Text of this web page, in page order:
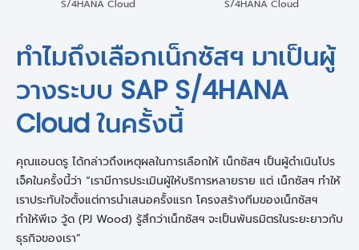
S/4HANA Cloud
S/4HANA Cloud
ทำไมถึงเลือกเน็กซัสฯ มาเป็นผู้
วางระบบ SAP S/4HANA
Cloud ในครั้งนี้
คุณแอนดรู ได้กล่าวถึงเหตุผลในการเลือกให้ เน็กซัสฯ เป็นผู้ดำเนินโปร
เจ็คในครั้งนี้ว่า “เรามีการประเมินผู้ให้บริการหลายราย แต่ เน็กซัสฯ ทำให้
เราประทับใจตั้งแต่การนำเสนอครั้งแรก โครงสร้างทีมของเน็กซัสฯ
ทำให้พีเจ วู้ด (PJ Wood) รู้สึกว่าเน็กซัสฯ จะเป็นพันธมิตรในระยะยาวกับ
ธุรกิจของเรา”